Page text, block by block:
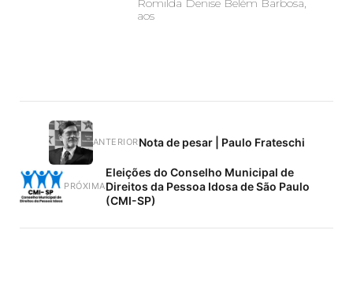
Romilda Denise Belém Barbosa,
aos
ANTERIORNota de pesar | Paulo Frateschi
PRÓXIMA
Eleições do Conselho Municipal de
Direitos da Pessoa Idosa de São Paulo
(CMI-SP)